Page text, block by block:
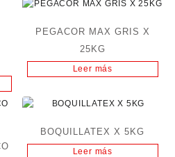
PEGACOR MAX GRIS X
25KG
Leer más
BOQUILLATEX X 5KG
Leer más